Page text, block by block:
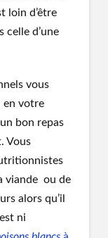
loin d’être
celle d’une
vous
en votre
bon repas
Vous
viande ou de
alors qu’il
ni